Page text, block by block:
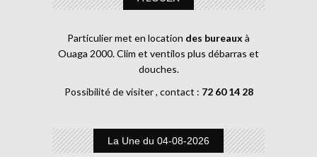
Particulier met en location des bureaux à
Ouaga 2000. Clim et ventilos plus débarras et
douches.
Possibilité de visiter , contact : 72 60 14 28
La Une du 04-08-2026